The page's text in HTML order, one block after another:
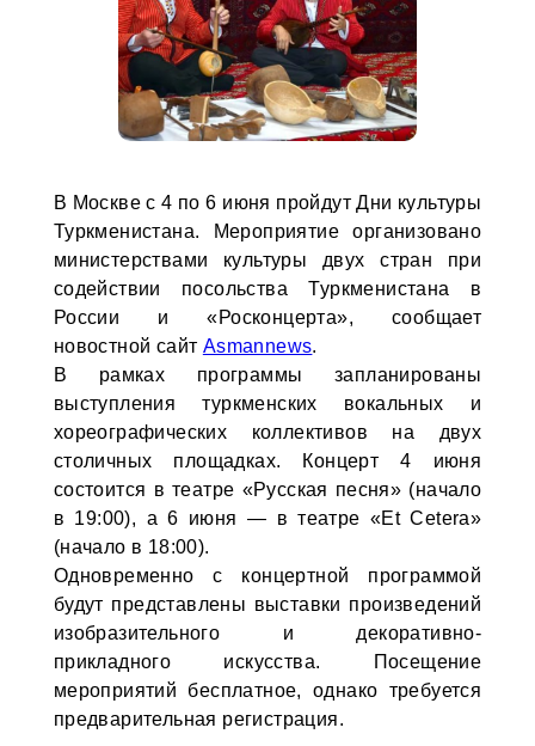
В Москве с 4 по 6 июня пройдут Дни культуры
Туркменистана. Мероприятие организовано
министерствами культуры двух стран при
содействии посольства Туркменистана в
России и «Росконцерта», сообщает
новостной сайт Asmannews.
В рамках программы запланированы
выступления туркменских вокальных и
хореографических коллективов на двух
столичных площадках. Концерт 4 июня
состоится в театре «Русская песня» (начало
в 19:00), а 6 июня — в театре «Et Cetera»
(начало в 18:00).
Одновременно с концертной программой
будут представлены выставки произведений
изобразительного и декоративно-
прикладного искусства. Посещение
мероприятий бесплатное, однако требуется
предварительная регистрация.